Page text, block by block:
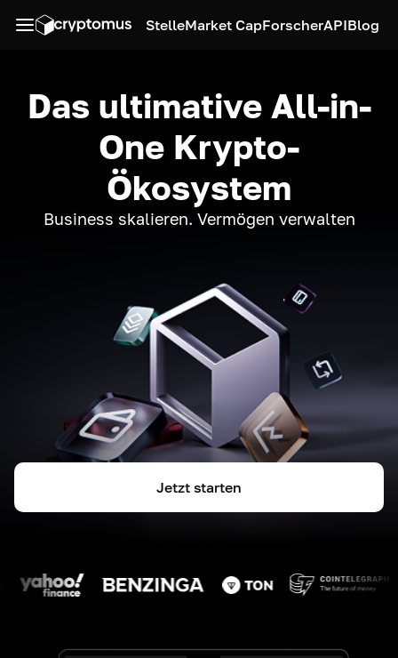
StelleMarket CapForscherAPIBlog
Das ultimative All-in-
One Krypto-
Ökosystem
Business skalieren. Vermögen verwalten
Jetzt starten